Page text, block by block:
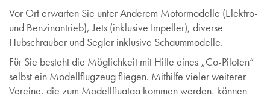
Vor Ort erwarten Sie unter Anderem Motormodelle (Elektro-
und Benzinantrieb), Jets (inklusive Impeller), diverse
Hubschrauber und Segler inklusive Schaummodelle.
Für Sie besteht die Möglichkeit mit Hilfe eines „Co-Piloten“
selbst ein Modellflugzeug fliegen. Mithilfe vieler weiterer
Vereine, die zum Modellflugtag kommen werden, können